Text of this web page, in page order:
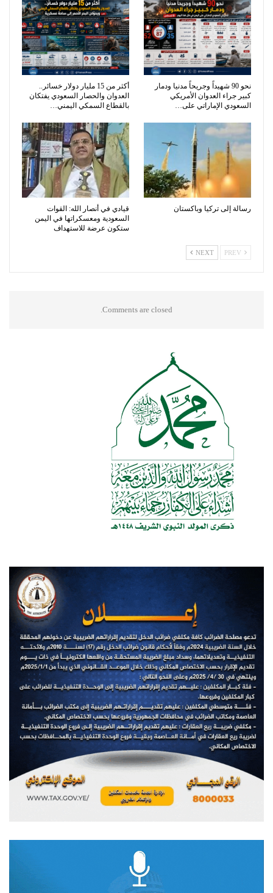
نحو 90 شهيداً وجريحاً مدنيا ودمار
كبير جراء العدوان الأمريكي
السعودي الإماراتي على…
أكثر من 15 مليار دولار خسائر..
العدوان والحصار السعودي يفتكان
بالقطاع السمكي اليمني…
رسالة إلى تركيا وباكستان
قيادي في أنصار الله: القوات
السعودية ومعسكراتها في اليمن
ستكون عرضة للاستهداف
NEXT
Comments are closed.